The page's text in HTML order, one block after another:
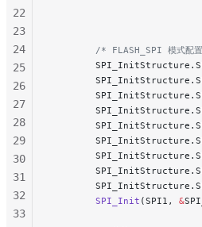
/* FLASH_SPI 模式配
        SPI_Init
(SPI1, &
22
23
24
25
26
27
28
29
30
31
32
33